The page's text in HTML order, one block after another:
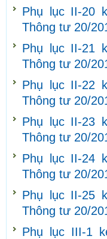
Phụ lục II-20
Thông tư 20/
Phụ lục II-21
Thông tư 20/
Phụ lục II-22
Thông tư 20/
Phụ lục II-23
Thông tư 20/
Phụ lục II-24
Thông tư 20/
Phụ lục II-25
Thông tư 20/
Phụ lục III-1